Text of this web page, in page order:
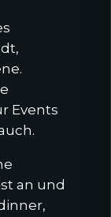
Events
an und